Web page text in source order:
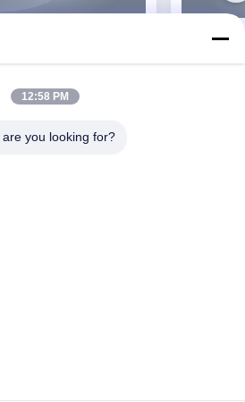
precio
12:58 PM
you looking for?